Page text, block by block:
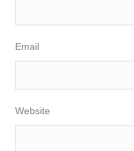
Email
Website